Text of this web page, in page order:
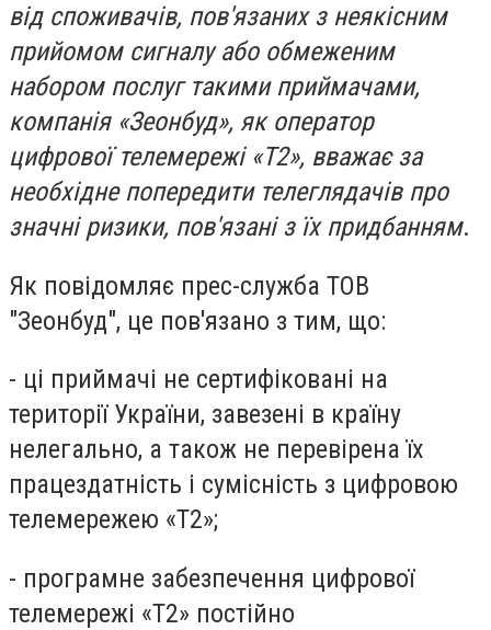
від споживачів, пов'язаних з неякісним
прийомом сигналу або обмеженим
набором послуг такими приймачами,
компанія «Зеонбуд», як оператор
цифрової телемережі «Т2», вважає за
необхідне попередити телеглядачів про
значні ризики, пов'язані з їх придбанням.
Як повідомляє прес-служба ТОВ
"Зеонбуд", це пов'язано з тим, що:
- ці приймачі не сертифіковані на
території України, завезені в країну
нелегально, а також не перевірена їх
працездатність і сумісність з цифровою
телемережею «Т2»;
- програмне забезпечення цифрової
телемережі «Т2» постійно